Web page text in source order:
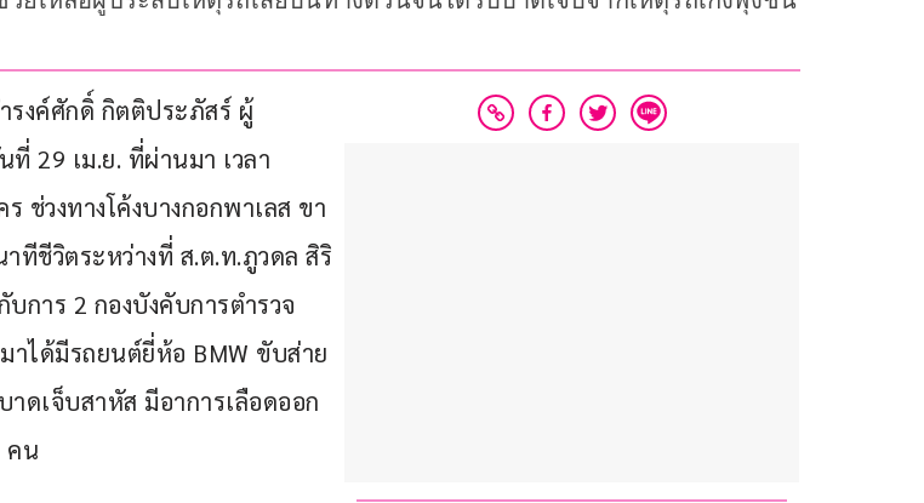
รงค์ศักดิ์ กิตติประภัสร์ ผู้
29 เม.ย. ที่ผ่านมา เวลา
ช่วงทางโค้งบางกอกพาเลส ขา
ทีชีวิตระหว่างที่ ส.ต.ท.ภูวดล สิริ
การ 2 กองบังคับการตำรวจ
าได้มีรถยนต์ยี่ห้อ BMW ขับส่าย
ดเจ็บสาหัส มีอาการเลือดออก
คน